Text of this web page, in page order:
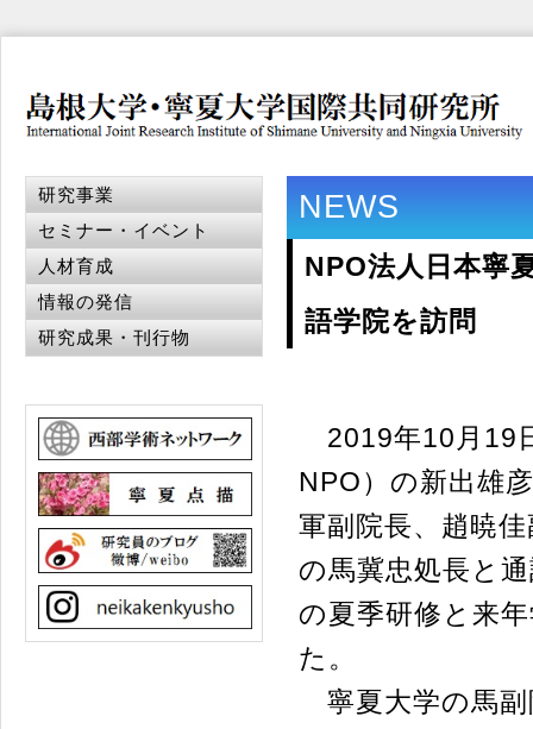
NEWS
NPO法人日本寧
語学院を訪問
2019年10月19
NPO）の新出雄
軍副院長、趙暁
の馬冀忠処長と
の夏季研修と来
た。
寧夏大学の馬副
研究事業
セミナー・イベント
人材育成
情報の発信
研究成果・刊行物